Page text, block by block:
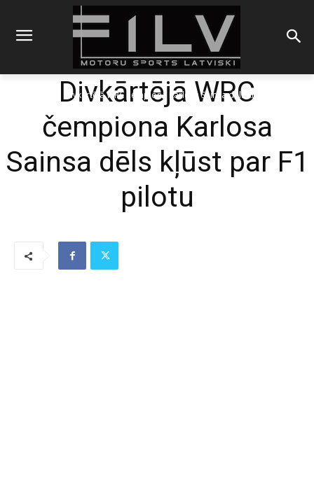
Divkārtējā WRC čempiona Karlosa Sainsa dēls kļūst par F1
Divkārtējā WRC
čempiona Karlosa
Sainsa dēls kļūst par F1
pilotu